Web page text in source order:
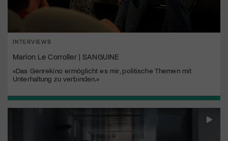
INTERVIEWS
Marion Le Corroller | SANGUINE
«Das Genrekino ermöglicht es mir, politische Themen mit
Unterhaltung zu verbinden.»